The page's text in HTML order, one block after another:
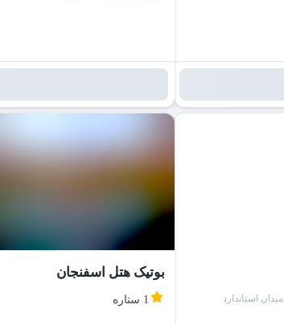
میدان استاندارد
بوتیک هتل اسفنجان
1 ستاره